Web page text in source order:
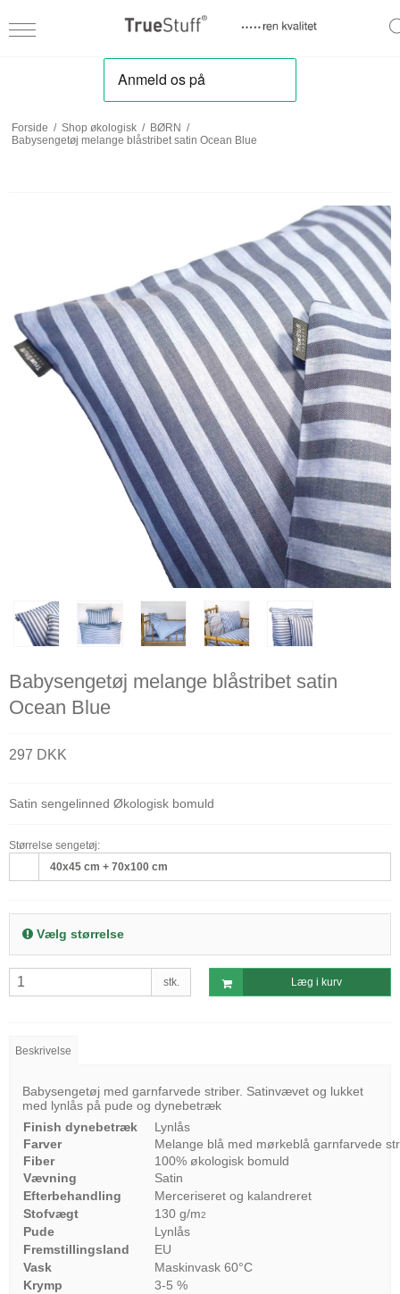
Forside / Shop økologisk / BØRN /
Babysengetøj melange blåstribet satin Ocean Blue
Babysengetøj melange blåstribet satin
Ocean Blue
297 DKK
Satin sengelinned Økologisk bomuld
Størrelse sengetøj:
40x45 cm + 70x100 cm
Vælg størrelse
stk. Læg i kurv
Beskrivelse
Babysengetøj med garnfarvede striber. Satinvævet og lukket
med lynlås på pude og dynebetræk
Finish dynebetræk
Lynlås
Farver
Melange blå med mørkeblå garnfarvede
Fiber
100% økologisk bomuld
Vævning
Satin
Efterbehandling
Merceriseret og kalandreret
Stofvægt
130 g/m2
Pude
Lynlås
Fremstillingsland
EU
Vask
Maskinvask 60°C
Krymp
3-5 %